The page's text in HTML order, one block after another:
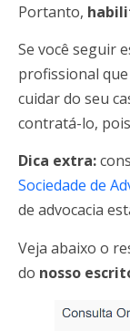
Portanto,
Se você seguir
profissional
cuidar do seu
contratá-lo,
Dica extra:
Sociedade de
de advocacia
Veja abaixo o
do nosso